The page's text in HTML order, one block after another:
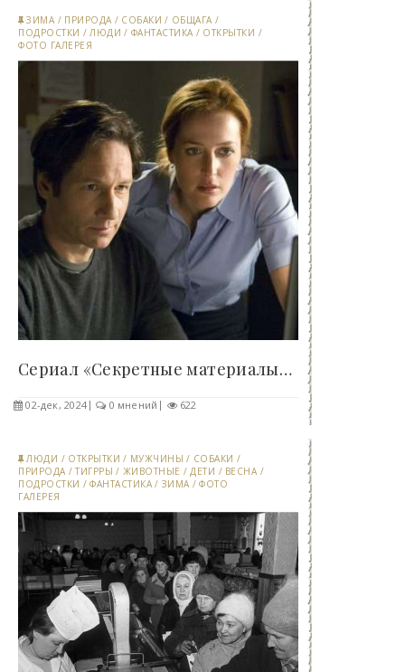
ЗИМА / ПРИРОДА / СОБАКИ / ОБЩАГА /
ПОДРОСТКИ / ЛЮДИ / ФАНТАСТИКА / ОТКРЫТКИ /
ФОТО ГАЛЕРЕЯ
Сериал «Секретные материалы»: загадки, тайны и..
02-дек, 2024 0 мнений 622
ЛЮДИ / ОТКРЫТКИ / МУЖЧИНЫ / СОБАКИ /
ПРИРОДА /ТИГРРЫ / ЖИВОТНЫЕ /ДЕТИ / ВЕСНА /
ПОДРОСТКИ /ФАНТАСТИКА / ЗИМА /ФОТО
ГАЛЕРЕЯ